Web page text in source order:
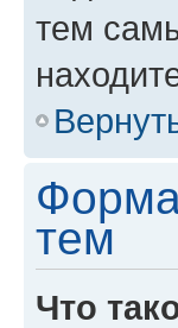
тем
тем
Что